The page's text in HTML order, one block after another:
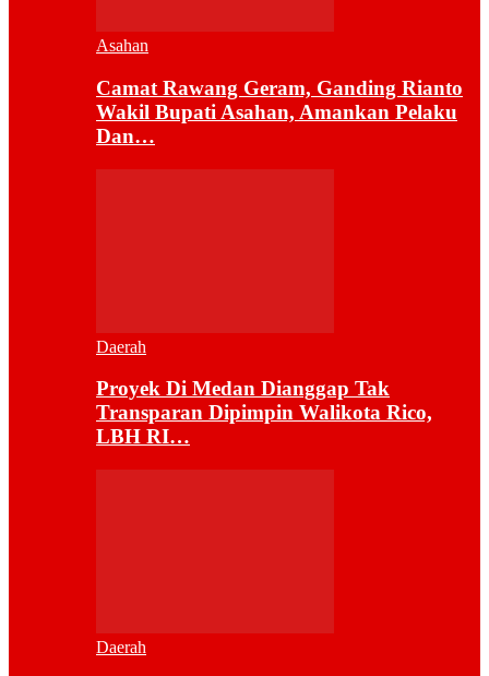
Asahan
Camat Rawang Geram, Ganding Rianto
Wakil Bupati Asahan, Amankan Pelaku
Dan…
Daerah
Proyek Di Medan Dianggap Tak
Transparan Dipimpin Walikota Rico,
LBH RI…
Daerah